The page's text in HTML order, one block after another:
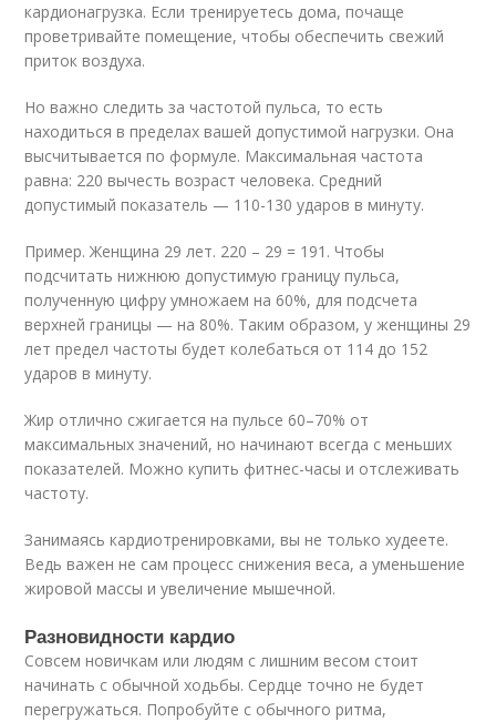
кардионагрузка. Если тренируетесь дома, почаще
проветривайте помещение, чтобы обеспечить свежий
приток воздуха.
Но важно следить за частотой пульса, то есть
находиться в пределах вашей допустимой нагрузки. Она
высчитывается по формуле. Максимальная частота
равна: 220 вычесть возраст человека. Средний
допустимый показатель — 110-130 ударов в минуту.
Пример. Женщина 29 лет. 220 – 29 = 191. Чтобы
подсчитать нижнюю допустимую границу пульса,
полученную цифру умножаем на 60%, для подсчета
верхней границы — на 80%. Таким образом, у женщины 29
лет предел частоты будет колебаться от 114 до 152
ударов в минуту.
Жир отлично сжигается на пульсе 60–70% от
максимальных значений, но начинают всегда с меньших
показателей. Можно купить фитнес-часы и отслеживать
частоту.
Занимаясь кардиотренировками, вы не только худеете.
Ведь важен не сам процесс снижения веса, а уменьшение
жировой массы и увеличение мышечной.
Разновидности кардио
Совсем новичкам или людям с лишним весом стоит
начинать с обычной ходьбы. Сердце точно не будет
перегружаться. Попробуйте с обычного ритма,